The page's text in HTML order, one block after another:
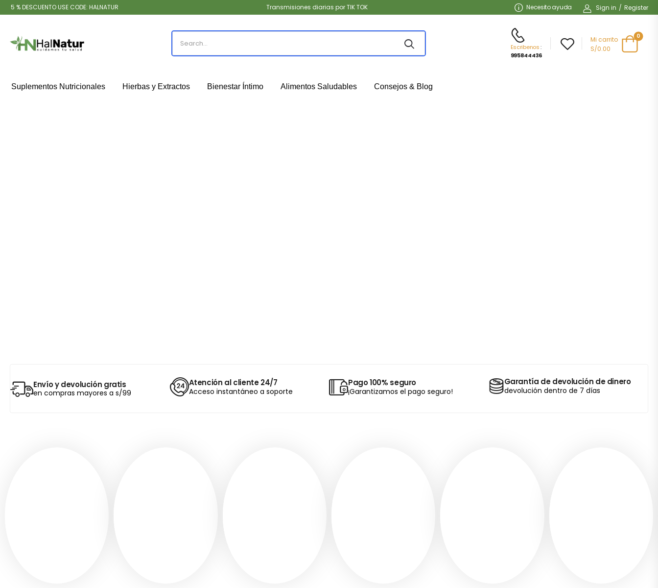
5 % DESCUENTO USE CODE: HALNATUR Transmisiones diarias por TIK TOK Necesito ayuda Sign in / Register
Escribenos:
995844436
Mi carrito
S/0.00
0
Suplementos Nutricionales Hierbas y Extractos Bienestar Íntimo Alimentos Saludables Consejos & Blog
Envío y devolución gratis
en compras mayores a s/99
Atención al cliente 24/7
Acceso instantáneo a soporte
Pago 100% seguro
¡Garantizamos el pago seguro!
Garantía de devolución de dinero
devolución dentro de 7 días